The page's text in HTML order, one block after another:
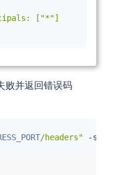
["*"]
败并返回错误码
/headers" -s -